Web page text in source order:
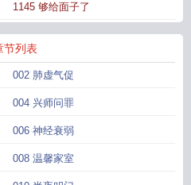
1145 够给面子了
节列表
002 肺虚气促
004 兴师问罪
006 神经衰弱
008 温馨家室